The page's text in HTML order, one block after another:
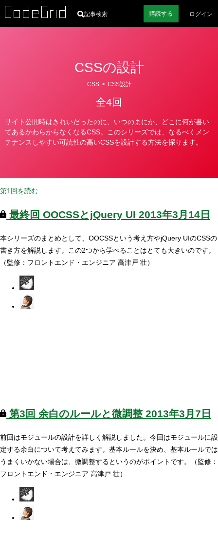
記事検索 購読する ログイン
CSSの設計
ー
CSS > CSS設計
全4回
サイト公開時はきれいだったのに、いつのまにか、どこに何が書い
てあるかわらからなくなるCSS。このシリーズでは、なるべくメン
テナンスしやすい可読性の高いCSSを設計する方法を探ります。
第1回を読む
最終回 OOCSSとjQuery UI 2013年3月14日
本シリーズのまとめとして、OOCSSという考え方やjQuery UIのCSSの
書き方を解説します。この2つから学べることはとても大きいのです。
（監修：フロントエンド・エンジニア 高津戸 壮）
第3回 余白のルールと微調整 2013年3月7日
前回はモジュールの設計を詳しく解説しました。今回はモジュールに設
定する余白について考えてみます。基本ルールを決め、基本ルールでは
うまくいかない場合は、微調整するというのがポイントです。（監修：
フロントエンド・エンジニア 高津戸 壮）